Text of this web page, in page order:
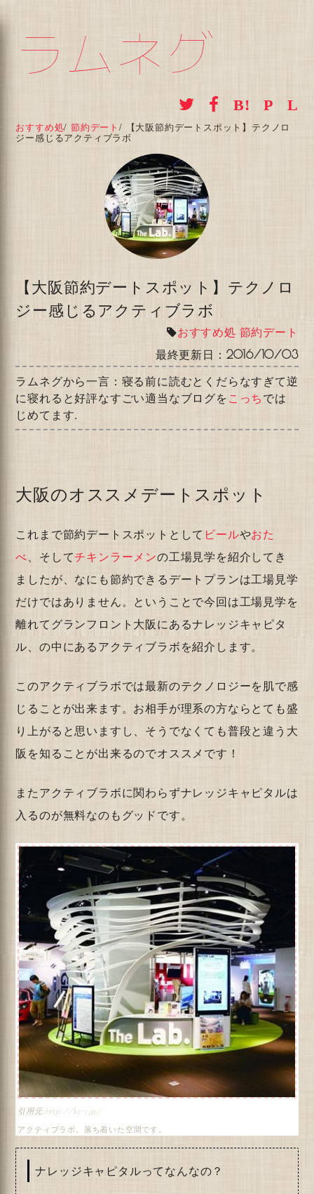
ラムネグ
おすすめ処/節約デート/ 【大阪節約デートスポット】テクノロ
ジー感じるアクティブラボ
【大阪節約デートスポット】テクノロ
ジー感じるアクティブラボ
おすすめ処 節約デート
最終更新日： 2016/10/03
ラムネグから一言：寝る前に読むとくだらなすぎて逆
に寝れると好評なすごい適当なブログをこっちでは
じめてます.
大阪のオススメデートスポット
これまで節約デートスポットとして ビールやおた
べ、そしてチキンラーメンの工場見学を紹介してき
ましたが、なにも節約できるデートプランは工場見学
だけではありません。ということで今回は工場見学を
離れてグランフロント大阪にあるナレッジキャピタ
ル、の中にあるアクティブラボを紹介します。
このアクティブラボでは最新のテクノロジーを肌で感
じることが出来ます。お相手が理系の方ならとても盛
り上がると思いますし、そうでなくても普段と違う大
阪を知ることが出来るのでオススメです！
またアクティブラボに関わらずナレッジキャピタルは
入るのが無料なのもグッドです。
http://kc-i.jp/
アクティブラボ。落ち着いた空間です。
ナレッジキャピタルってなんなの？